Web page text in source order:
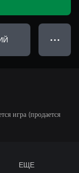
● ● ●
игра (продается
ЕЩЕ